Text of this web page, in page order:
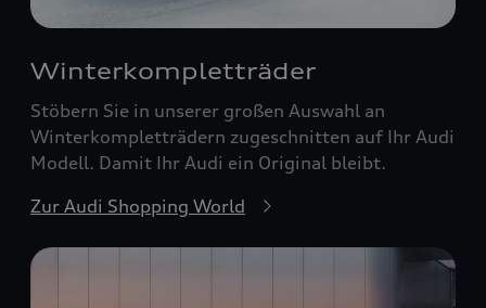
Winterkompletträder
Stöbern Sie in unserer großen Auswahl an
Winterkompletträdern zugeschnitten auf Ihr Audi
Modell. Damit Ihr Audi ein Original bleibt.
Zur Audi Shopping World